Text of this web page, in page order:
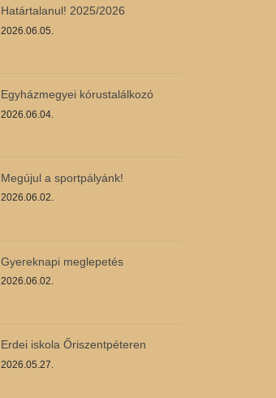
Határtalanul! 2025/2026
2026.06.05.
Egyházmegyei kórustalálkozó
2026.06.04.
Megújul a sportpályánk!
2026.06.02.
Gyereknapi meglepetés
2026.06.02.
Erdei iskola Őriszentpéteren
2026.05.27.